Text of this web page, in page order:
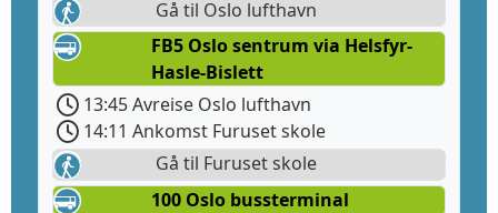
Gå til Oslo lufthavn
FB5 Oslo sentrum via Helsfyr-
Hasle-Bislett
13:45 Avreise Oslo lufthavn
14:11 Ankomst Furuset skole
Gå til Furuset skole
100 Oslo bussterminal